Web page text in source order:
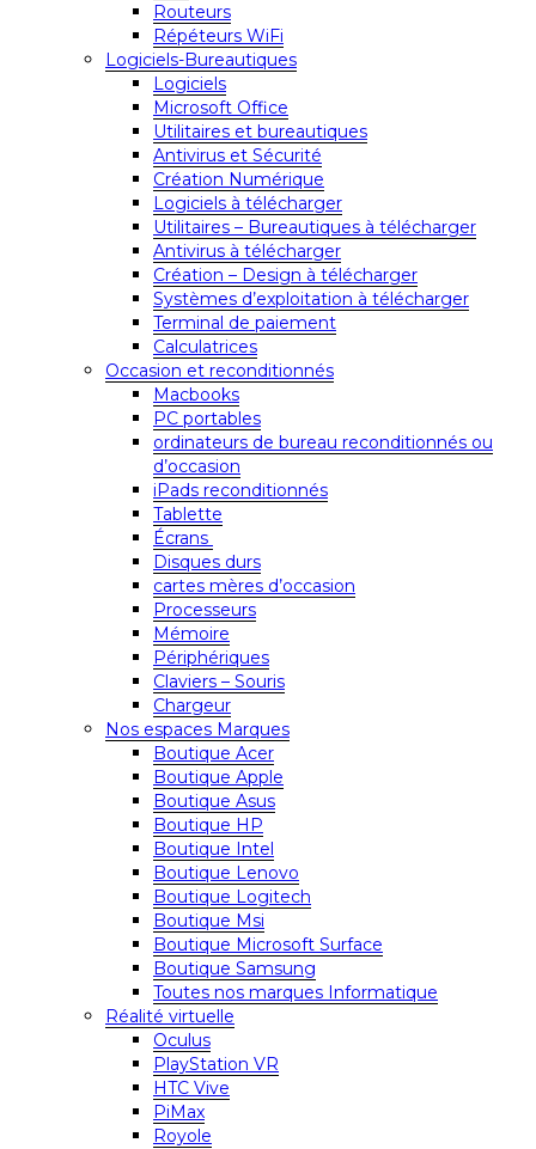
Routeurs
Répéteurs WiFi
Logiciels-Bureautiques
Logiciels
Microsoft Office
Utilitaires et bureautiques
Antivirus et Sécurité
Création Numérique
Logiciels à télécharger
Utilitaires – Bureautiques à télécharger
Antivirus à télécharger
Création – Design à télécharger
Systèmes d’exploitation à télécharger
Terminal de paiement
Calculatrices
Occasion et reconditionnés
Macbooks
PC portables
ordinateurs de bureau reconditionnés ou
d’occasion
iPads reconditionnés
Tablette
Écrans
Disques durs
cartes mères d’occasion
Processeurs
Mémoire
Périphériques
Claviers – Souris
Chargeur
Nos espaces Marques
Boutique Acer
Boutique Apple
Boutique Asus
Boutique HP
Boutique Intel
Boutique Lenovo
Boutique Logitech
Boutique Msi
Boutique Microsoft Surface
Boutique Samsung
Toutes nos marques Informatique
Réalité virtuelle
Oculus
PlayStation VR
HTC Vive
PiMax
Royole